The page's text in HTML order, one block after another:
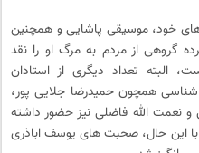
خود، موسیقی پاشایی و همچنین
گروهی از مردم به مرگ او را نقد
البته تعداد دیگری از استادان
شناسی همچون حمیدرضا جلایی پور،
نعمت الله فاضلی نیز حضور داشته
با این حال، صحبت های یوسف اباذری